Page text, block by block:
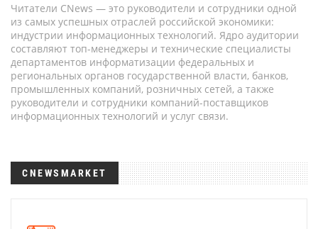
Читатели CNews — это руководители и сотрудники одной
из самых успешных отраслей российской экономики:
индустрии информационных технологий. Ядро аудитории
составляют топ-менеджеры и технические специалисты
департаментов информатизации федеральных и
региональных органов государственной власти, банков,
промышленных компаний, розничных сетей, а также
руководители и сотрудники компаний-поставщиков
информационных технологий и услуг связи.
CNEWSMARKET